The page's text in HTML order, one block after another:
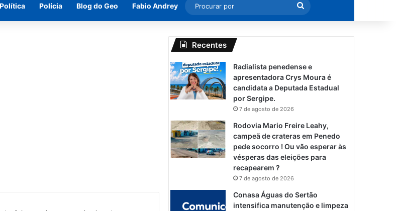
Política Polícia Blog do Geo Fabio Andrey
Procurar
por
Recentes
Radialista penedense e
apresentadora Crys Moura é
candidata a Deputada Estadual
por Sergipe.
7 de agosto de 2026
Rodovia Mario Freire Leahy,
campeã de crateras em Penedo
pede socorro ! Ou vão esperar às
vésperas das eleições para
recapearem ?
7 de agosto de 2026
Conasa Águas do Sertão
intensifica manutenção e limpeza